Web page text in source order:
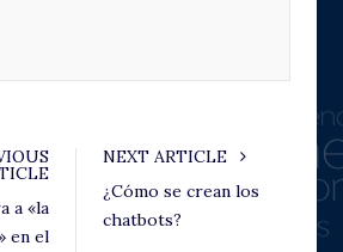
a «la
en el
NEXT ARTICLE
¿Cómo se crean los
chatbots?